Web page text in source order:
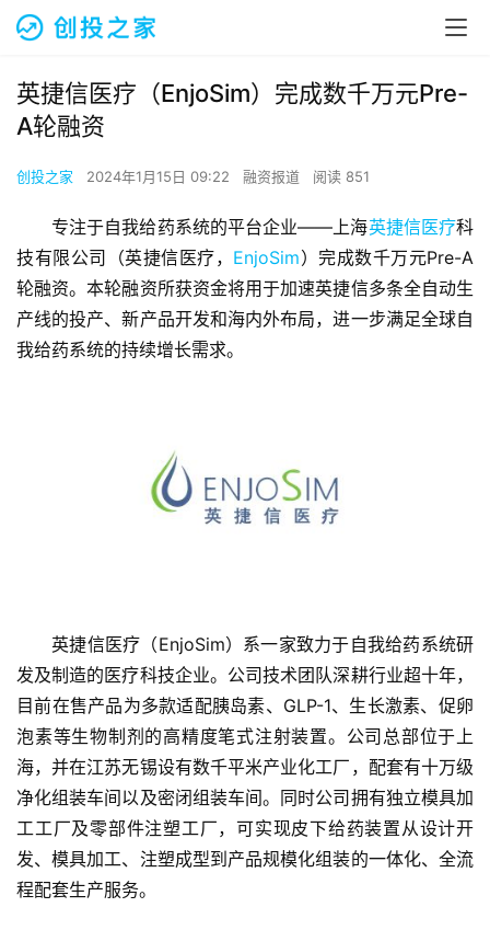
首
页
融
资
报
道
英捷信医疗（EnjoSim）完成数千万元Pre-
A轮融资
创投之家 2024年1月15日 09:22 融资报道 阅读 851
专注于自我给药系统的平台企业——上海英捷信医疗科
技有限公司（英捷信医疗， EnjoSim）完成数千万元Pre-A
轮融资。本轮融资所获资金将用于加速英捷信多条全自动生
产线的投产、新产品开发和海内外布局，进一步满足全球自
我给药系统的持续增长需求。
英捷信医疗（EnjoSim）系一家致力于自我给药系统研
发及制造的医疗科技企业。公司技术团队深耕行业超十年，
目前在售产品为多款适配胰岛素、GLP-1、生长激素、促卵
泡素等生物制剂的高精度笔式注射装置。公司总部位于上
海，并在江苏无锡设有数千平米产业化工厂，配套有十万级
净化组装车间以及密闭组装车间。同时公司拥有独立模具加
工工厂及零部件注塑工厂，可实现皮下给药装置从设计开
发、模具加工、注塑成型到产品规模化组装的一体化、全流
程配套生产服务。